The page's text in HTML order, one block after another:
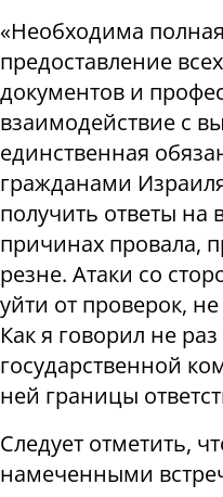
«Необходима
предоставление
документов и
взаимодействие с
единственная
гражданами
получить ответы на
причинах провала,
резне. Атаки со
уйти от проверок, не
Как я говорил не
государственной
ней границы
Следует отметить,
намеченными